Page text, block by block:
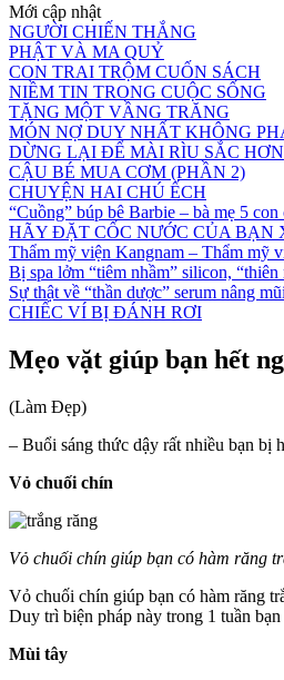
Mới cập nhật
NGƯỜI CHIẾN THẮNG
PHẬT VÀ MA QUỶ
CON TRAI TRỘM CUỐN SÁCH
NIỀM TIN TRONG CUỘC SỐNG
TẶNG MỘT VẦNG TRĂNG
MÓN NỢ DUY NHẤT KHÔNG
DỪNG LẠI ĐỂ MÀI RÌU SẮC HƠN
CẬU BÉ MUA CƠM (PHẦN 2)
CHUYỆN HAI CHÚ ẾCH
“Cuồng” búp bê Barbie – bà mẹ 5
HÃY ĐẶT CỐC NƯỚC CỦA BẠN
Thẩm mỹ viện Kangnam – Thẩm mỹ
Bị spa lởm “tiêm nhầm” silicon,
Sự thật về “thần dược” serum nâng
CHIẾC VÍ BỊ ĐÁNH RƠI
Mẹo vặt giúp bạn hết
(Làm Đẹp)
– Buổi sáng thức dậy rất nhiều bạn bị
Vỏ chuối chín
Vỏ chuối chín giúp bạn có hàm răng
Vỏ chuối chín giúp bạn có hàm răng
Duy trì biện pháp này trong 1 tuần
Mùi tây